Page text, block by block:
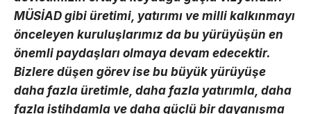
MÜSİAD gibi üretimi, yatırımı ve milli kalkınmayı
önceleyen kuruluşlarımız da bu yürüyüşün en
önemli paydaşları olmaya devam edecektir.
Bizlere düşen görev ise bu büyük yürüyüşe
daha fazla üretimle, daha fazla yatırımla, daha
fazla istihdamla ve daha güçlü bir dayanışma